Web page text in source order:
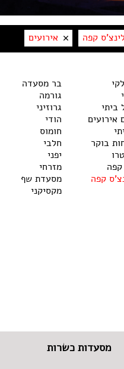
קפה אירועים
ביתי
אירועים
בוקר
קפה
בר מסעדה
גורמה
גרוזיני
הודי
חומוס
חלבי
יפני
מזרחי
מסעדת שף
מקסיקני
מסעדות כשרות